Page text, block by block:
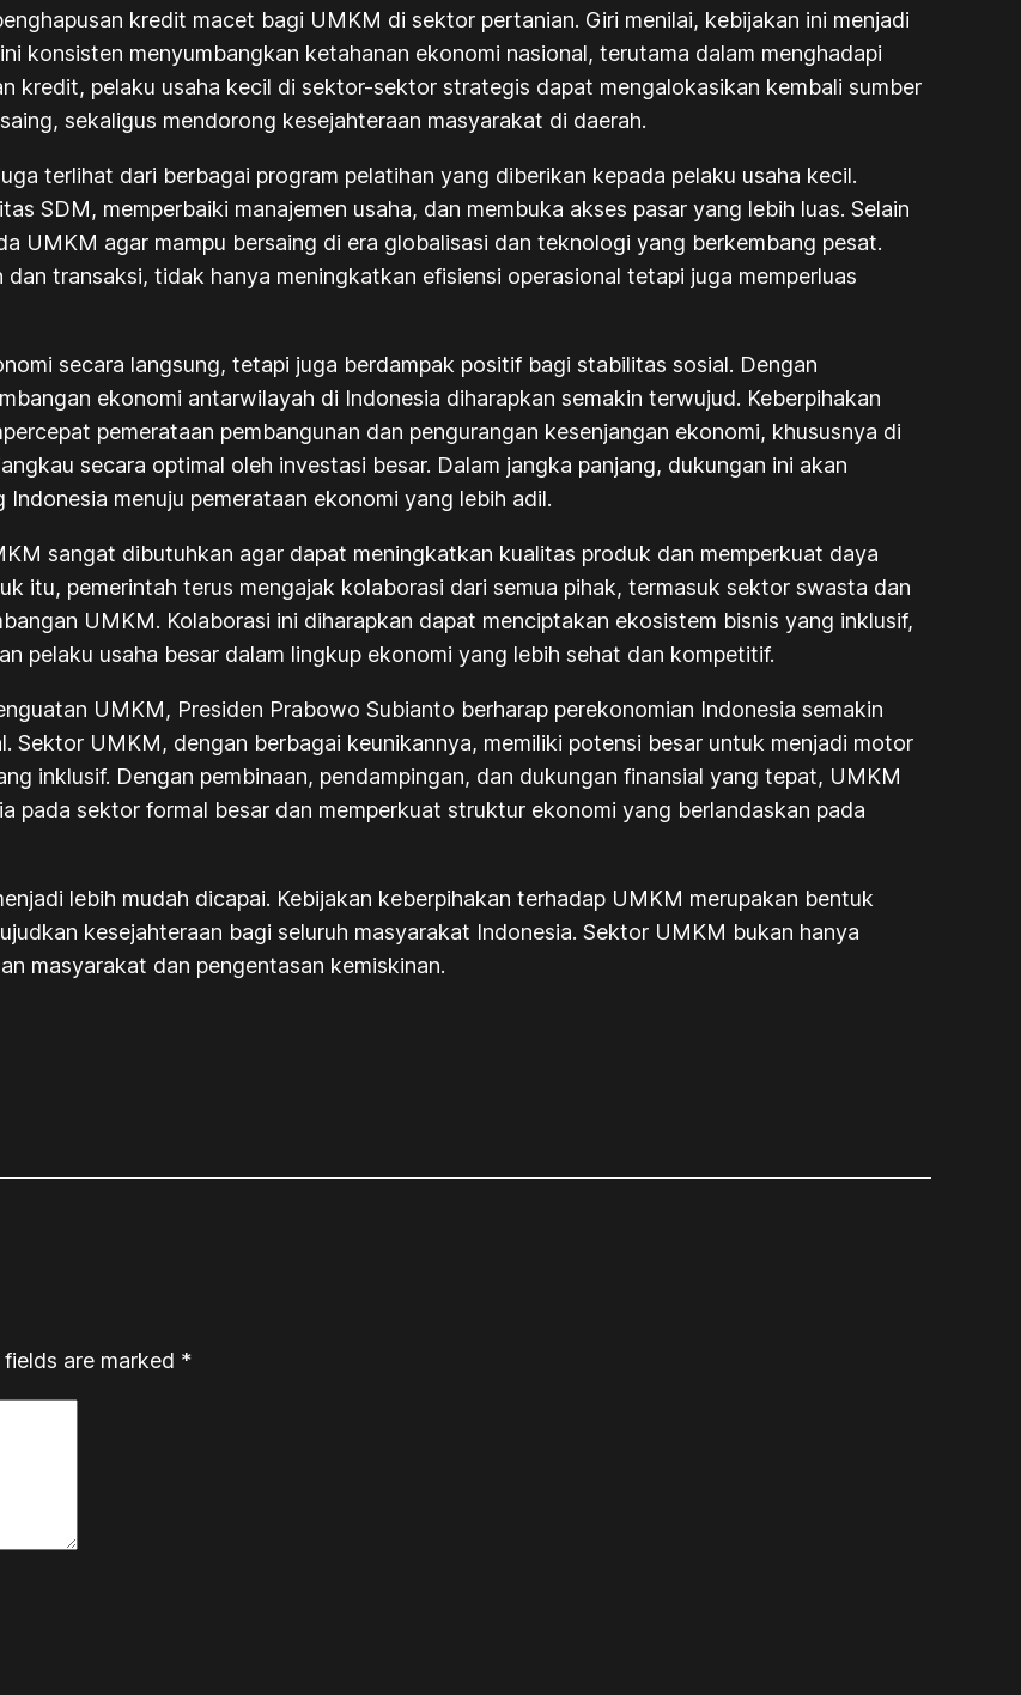
kredit macet bagi UMKM di sektor pertanian. Giri menilai, kebijakan ini menjadi
konsisten menyumbangkan ketahanan ekonomi nasional, terutama dalam menghadapi
kredit, pelaku usaha kecil di sektor-sektor strategis dapat mengalokasikan kembali sumber
sekaligus mendorong kesejahteraan masyarakat di daerah.
terlihat dari berbagai program pelatihan yang diberikan kepada pelaku usaha kecil.
SDM, memperbaiki manajemen usaha, dan membuka akses pasar yang lebih luas. Selain
UMKM agar mampu bersaing di era globalisasi dan teknologi yang berkembang pesat.
transaksi, tidak hanya meningkatkan efisiensi operasional tetapi juga memperluas
secara langsung, tetapi juga berdampak positif bagi stabilitas sosial. Dengan
ekonomi antarwilayah di Indonesia diharapkan semakin terwujud. Keberpihakan
pemerataan pembangunan dan pengurangan kesenjangan ekonomi, khususnya di
secara optimal oleh investasi besar. Dalam jangka panjang, dukungan ini akan
menuju pemerataan ekonomi yang lebih adil.
sangat dibutuhkan agar dapat meningkatkan kualitas produk dan memperkuat daya
itu, pemerintah terus mengajak kolaborasi dari semua pihak, termasuk sektor swasta dan
UMKM. Kolaborasi ini diharapkan dapat menciptakan ekosistem bisnis yang inklusif,
pelaku usaha besar dalam lingkup ekonomi yang lebih sehat dan kompetitif.
UMKM, Presiden Prabowo Subianto berharap perekonomian Indonesia semakin
Sektor UMKM, dengan berbagai keunikannya, memiliki potensi besar untuk menjadi motor
inklusif. Dengan pembinaan, pendampingan, dan dukungan finansial yang tepat, UMKM
pada sektor formal besar dan memperkuat struktur ekonomi yang berlandaskan pada
lebih mudah dicapai. Kebijakan keberpihakan terhadap UMKM merupakan bentuk
kesejahteraan bagi seluruh masyarakat Indonesia. Sektor UMKM bukan hanya
masyarakat dan pengentasan kemiskinan.
fields are marked *